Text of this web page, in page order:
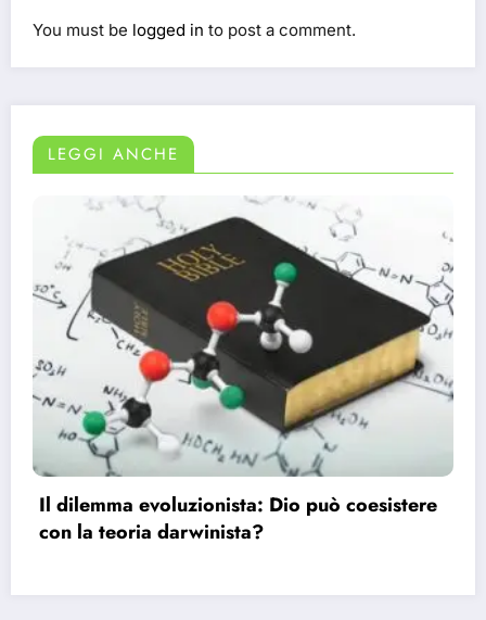
You must be logged in to post a comment.
LEGGI ANCHE
Il mal di schiena cronico modifica il cervello
secondo la ricerca